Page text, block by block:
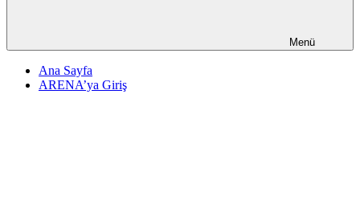
Menü
Ana Sayfa
ARENA’ya Giriş